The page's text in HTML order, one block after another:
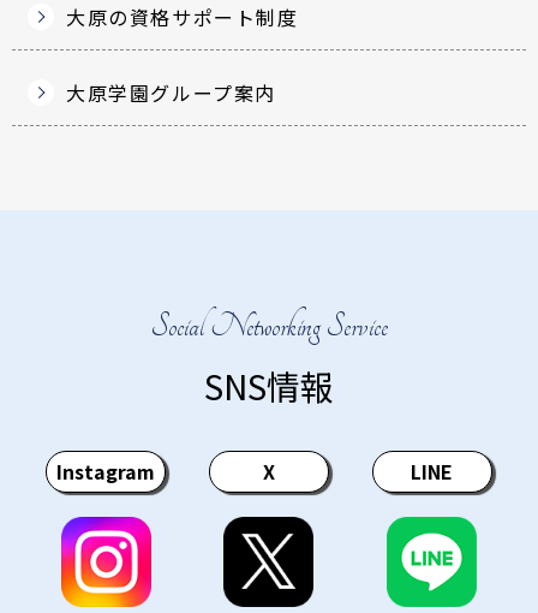
大原の資格サポート制度
大原学園グループ案内
Social Networking Service
SNS情報
Instagram X LINE